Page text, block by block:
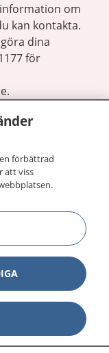
om
kan kontakta.
dina
för
Visa
förbättrad
att viss